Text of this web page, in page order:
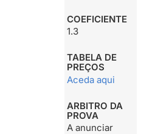
COEFICIENTE
1.3
TABELA DE
PREÇOS
Aceda aqui
ARBITRO DA
PROVA
A anunciar